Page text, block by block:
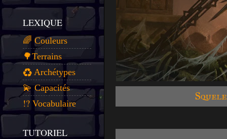
LEXIQUE
🌈 Couleurs
🌳Terrains
♻️ Archétypes
💫 Capacités
⁉️ Vocabulaire
TUTORIEL